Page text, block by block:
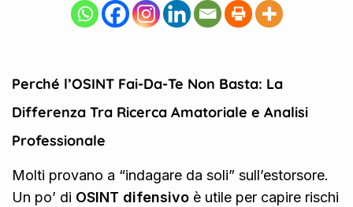
Perché l’OSINT Fai-Da-Te Non Basta: La
Differenza Tra Ricerca Amatoriale e Analisi
Professionale
Molti provano a “indagare da soli” sull’estorsore.
Un po’ di OSINT difensivo è utile per capire rischi